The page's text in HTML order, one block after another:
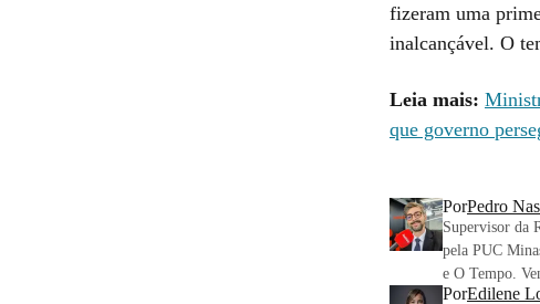
fizeram uma
inalcançável. O
Leia mais:
que governo
PorPedro
Supervisor da
pela PUC
e O Tempo.
PorEdilene